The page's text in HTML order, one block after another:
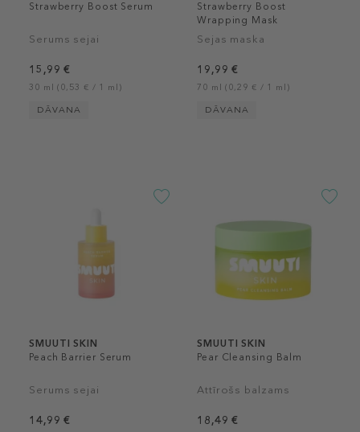
Strawberry Boost Serum
Serums sejai
15,99 €
30 ml (0,53 € / 1 ml)
DĀVANA
Strawberry Boost
Wrapping Mask
Sejas maska
19,99 €
70 ml (0,29 € / 1 ml)
DĀVANA
SMUUTI SKIN
Peach Barrier Serum
Serums sejai
14,99 €
SMUUTI SKIN
Pear Cleansing Balm
Attīrošs balzams
18,49 €